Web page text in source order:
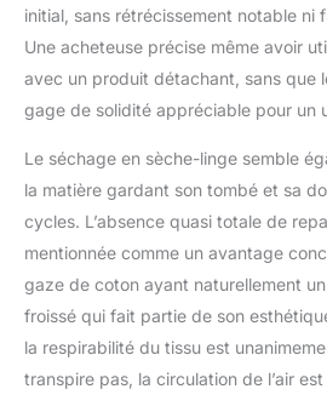
couette
couvre-
usines
l'OEKO-
garantit
normes
sécurité
initial, sans rétrécissement notable ni
Une acheteuse précise même avoir
avec un produit détachant, sans que
gage de solidité appréciable pour un
Le séchage en sèche-linge semble
la matière gardant son tombé et sa
cycles. L’absence quasi totale de
mentionnée comme un avantage
gaze de coton ayant naturellement
froissé qui fait partie de son
la respirabilité du tissu est
transpire pas, la circulation de l’air